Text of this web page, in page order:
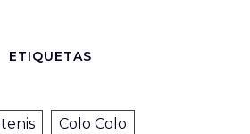
ETIQUETAS
tenis
Colo Colo